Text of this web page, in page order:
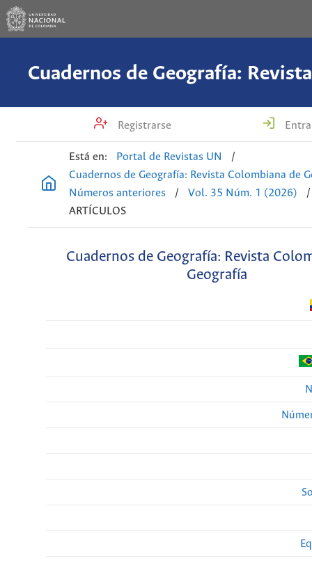
Registrarse
Está en: Portal de Revistas UN
/
Cuadernos de Geografía: Revista Colombiana de
Números anteriores
/ Vol. 35 Núm. 1 (2026)
/
ARTÍCULOS
Cuadernos de Geografía: Revista
Geografía